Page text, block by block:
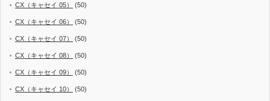
CX（キャセイ 05） (50)
CX（キャセイ 06） (50)
CX（キャセイ 07） (50)
CX（キャセイ 08） (50)
CX（キャセイ 09） (50)
CX（キャセイ 10） (50)